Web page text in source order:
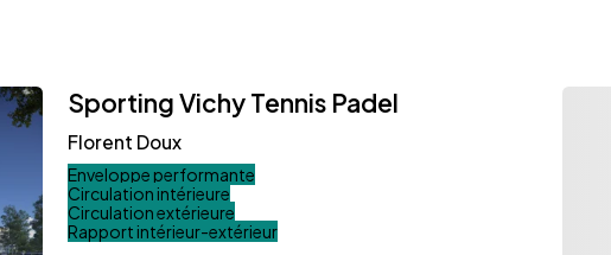
Sporting Vichy Tennis Padel
Florent Doux
Enveloppe performante
Circulation intérieure
Circulation extérieure
Rapport intérieur-extérieur